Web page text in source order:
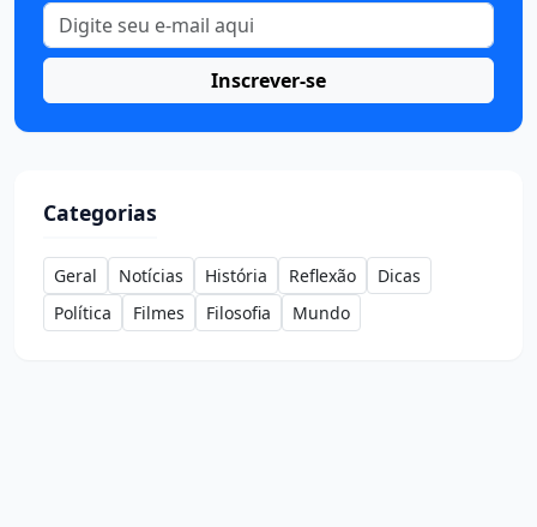
Inscrever-se
Categorias
Geral Notícias História Reflexão
Dicas
Política
Filmes Filosofia Mundo